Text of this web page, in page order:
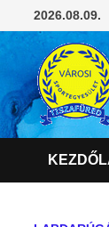
to
2026.08.09.